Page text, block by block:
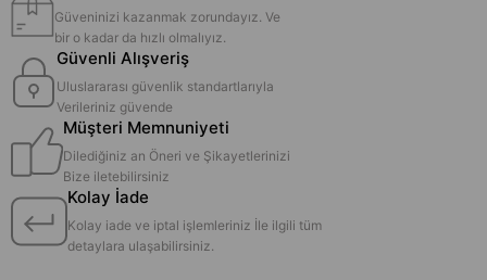
Güveninizi kazanmak zorundayız. Ve
bir o kadar da hızlı olmalıyız.
Güvenli Alışveriş
Uluslararası güvenlik standartlarıyla
Verileriniz güvende
Müşteri Memnuniyeti
Dilediğiniz an Öneri ve Şikayetlerinizi
Bize iletebilirsiniz
Kolay İade
Kolay iade ve iptal işlemleriniz İle ilgili tüm
detaylara ulaşabilirsiniz.